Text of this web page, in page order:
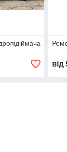
від